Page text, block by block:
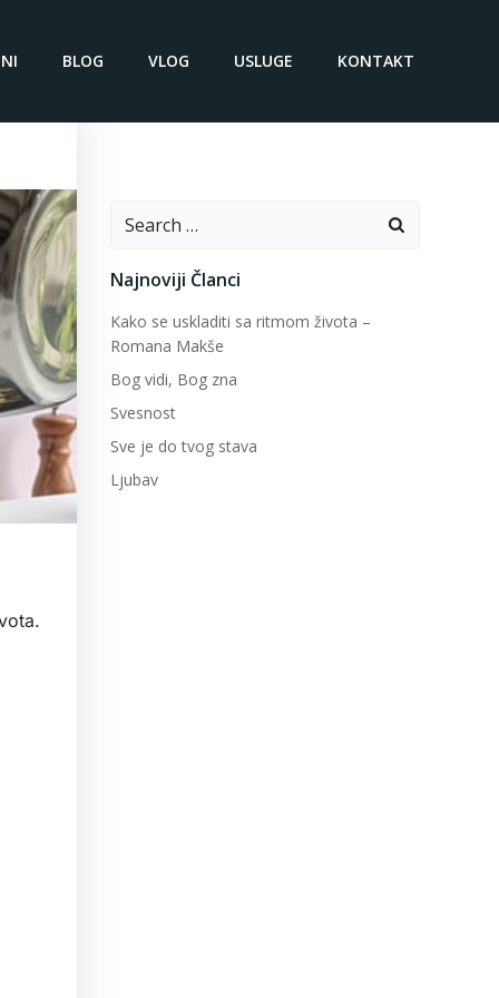
BLOG VLOG USLUGE KONTAKT
Search
Najnoviji Članci
Kako se uskladiti sa ritmom života –
Romana Makše
Bog vidi, Bog zna
Svesnost
Sve je do tvog stava
Ljubav